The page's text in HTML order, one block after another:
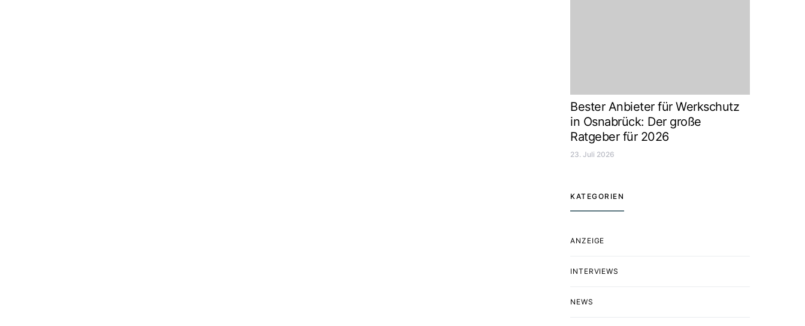
Bester Anbieter für Werkschutz
in Osnabrück: Der große
Ratgeber für 2026
23. Juli 2026
KATEGORIEN
ANZEIGE
INTERVIEWS
NEWS